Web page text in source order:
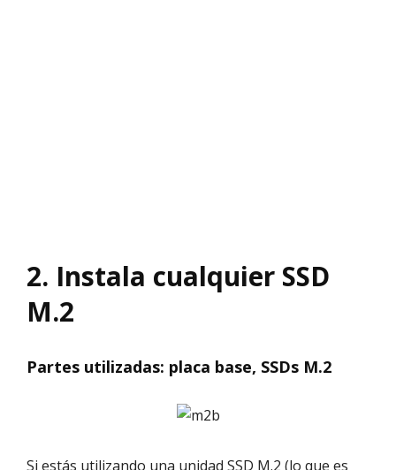
2. Instala cualquier SSD
M.2
Partes utilizadas: placa base, SSDs M.2
Si estás utilizando una unidad SSD M.2 (lo que es